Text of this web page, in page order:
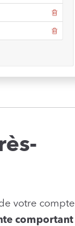
votre compte
comportant